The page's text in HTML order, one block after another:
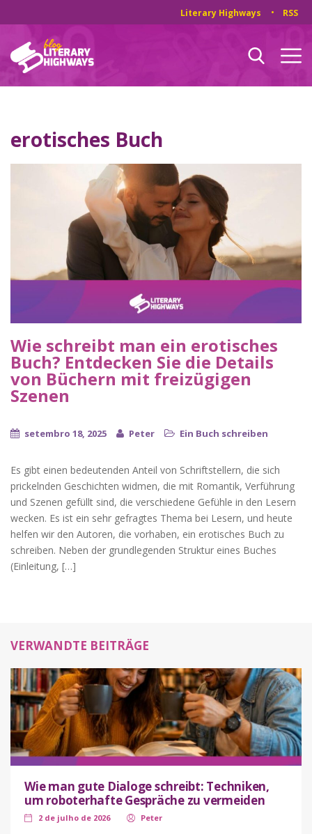
Literary Highways RSS
erotisches Buch
Wie schreibt man ein erotisches
Buch? Entdecken Sie die Details
von Büchern mit freizügigen
Szenen
setembro 18, 2025 Peter Ein Buch schreiben
Es gibt einen bedeutenden Anteil von Schriftstellern, die sich
prickelnden Geschichten widmen, die mit Romantik, Verführung
und Szenen gefüllt sind, die verschiedene Gefühle in den Lesern
wecken. Es ist ein sehr gefragtes Thema bei Lesern, und heute
helfen wir den Autoren, die vorhaben, ein erotisches Buch zu
schreiben. Neben der grundlegenden Struktur eines Buches
(Einleitung, […]
VERWANDTE BEITRÄGE
Wie man gute Dialoge schreibt: Techniken,
um roboterhafte Gespräche zu vermeiden
2 de julho de 2026 Peter